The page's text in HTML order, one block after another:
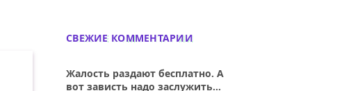
СВЕЖИЕ КОММЕНТАРИИ
Жалость раздают бесплатно. А
вот зависть надо заслужить...